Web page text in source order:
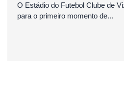
O Estádio do Futebol Clube de
para o primeiro momento de...